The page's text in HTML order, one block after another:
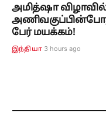
அமித்ஷா விழாவில்
பேர் மயக்கம்!
இந்தியா 3 hours ago